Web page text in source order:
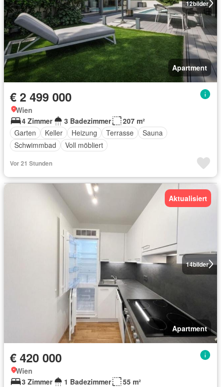
12bilder
Apartment
€ 2 499 000
Wien
4 Zimmer
3 Badezimmer
207 m²
Garten
Keller Heizung Terrasse
Sauna
Schwimmbad
Voll möbliert
Vor 21 Stunden
14bilder
Aktualisiert
Apartment
€ 420 000
Wien
3 Zimmer
1 Badezimmer 55 m²